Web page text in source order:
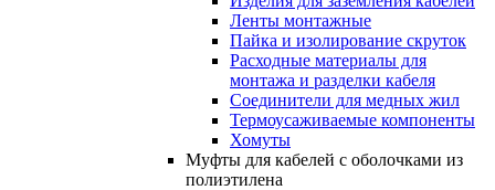
Ленты монтажные
Пайка и изолирование скруток
Расходные материалы для
монтажа и разделки кабеля
Соединители для медных жил
Термоусаживаемые компоненты
Хомуты
Муфты для кабелей с оболочками из
полиэтилена